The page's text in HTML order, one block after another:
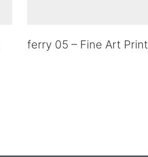
ferry 05 – Fine Art Print